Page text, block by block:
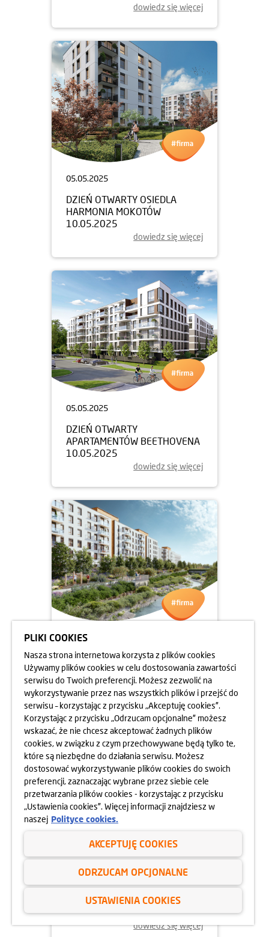
dowiedz się więcej
05.05.2025
DZIEŃ OTWARTY OSIEDLA
HARMONIA MOKOTÓW
10.05.2025
dowiedz się więcej
05.05.2025
DZIEŃ OTWARTY
APARTAMENTÓW BEETHOVENA
10.05.2025
dowiedz się więcej
05.05.2025
DZIEŃ OTWARTY
MOKOTOWA SPORTOWEGO
10.05.2025
dowiedz się więcej
24.04.2025
800 MIESZKAŃ BEZ WKŁADU
WŁASNEGO
dowiedz się więcej
PLIKI COOKIES
Nasza strona internetowa korzysta z plików cookies
Używamy plików cookies w celu dostosowania zawartości
serwisu do Twoich preferencji. Możesz zezwolić na
wykorzystywanie przez nas wszystkich plików i przejść do
serwisu – korzystając z przycisku „Akceptuję cookies”.
Korzystając z przycisku „Odrzucam opcjonalne” możesz
wskazać, że nie chcesz akceptować żadnych plików
cookies, w związku z czym przechowywane będą tylko te,
które są niezbędne do działania serwisu. Możesz
dostosować wykorzystywanie plików cookies do swoich
preferencji, zaznaczając wybrane przez siebie cele
przetwarzania plików cookies - korzystając z przycisku
„Ustawienia cookies”. Więcej informacji znajdziesz w
naszej Polityce cookies.
AKCEPTUJĘ COOKIES
ODRZUCAM OPCJONALNE
USTAWIENIA COOKIES